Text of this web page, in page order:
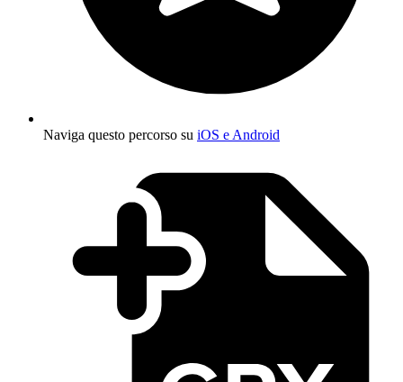
Naviga questo percorso su iOS e Android